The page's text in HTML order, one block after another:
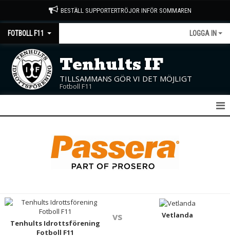
BESTÄLL SUPPORTERTRÖJOR INFÖR SOMMAREN
FOTBOLL F11 LOGGA IN
Tenhults IF
TILLSAMMANS GÖR VI DET MÖJLIGT
Fotboll F11
Tenhults Idrottsförening
Fotboll F11
vs Vetlanda